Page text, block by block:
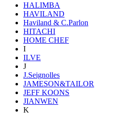
HALIMBA
HAVILAND
Haviland & C.Parlon
HITACHI
HOME CHEF
I
ILVE
J
J.Seignolles
JAMESON&TAILOR
JEFF KOONS
JIANWEN
K